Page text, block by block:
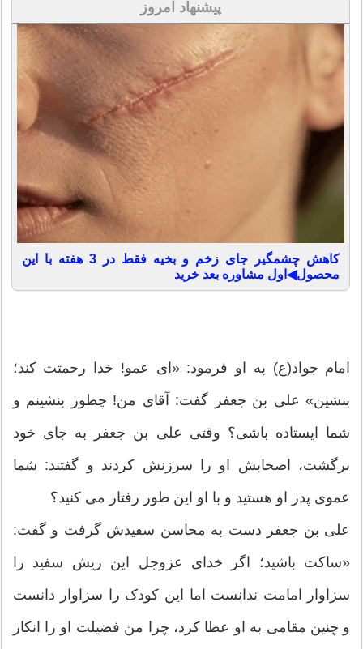
پیشنهاد امروز
کاهش چشمگیر جای زخم و بخیه فقط در 3 هفته با این
محصول◀اول مشاوره بعد خرید
امام جواد(ع) به او فرمود: «ای عمو! خدا رحمتت کند؛
بنشین» علی بن جعفر گفت: آقای من! چطور بنشینم و
شما ایستاده باشی؟ وقتی علی بن جعفر به جای خود
برگشت، اصحابش او را سرزنش کردند و گفتند: شما
عموی پدر او هستید و با او این طور رفتار می کنید؟
علی بن جعفر دست به محاسن سفیدش گرفت و گفت:
«ساکت باشید؛ اگر خدای عزوجل این ریش سفید را
سزاوار امامت ندانست اما این کودک را سزاوار دانست
و چنین مقامی به او عطا کرد، چرا من فضیلت او را انکار